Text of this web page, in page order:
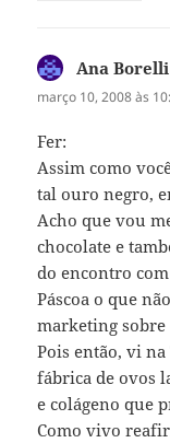
Ana
março 10, 2008 às
Fer:
Assim como
tal ouro negro,
Acho que vou
chocolate e
do encontro
Páscoa o que
marketing sobre
Pois então, vi
fábrica de ovos
e colágeno que
Como vivo